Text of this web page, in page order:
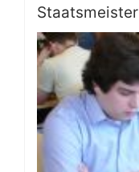
Staatsmeister